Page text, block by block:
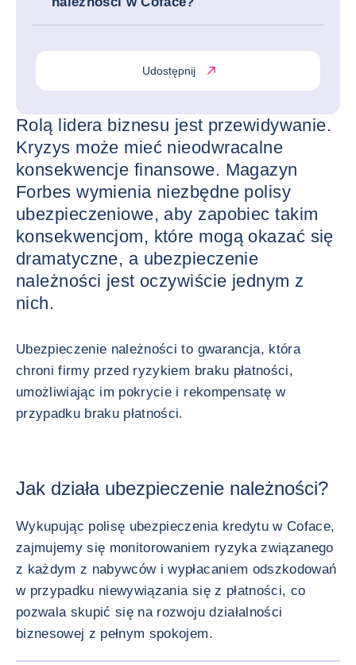
Udostępnij
Rolą lidera biznesu jest przewidywanie.
Kryzys może mieć nieodwracalne
konsekwencje finansowe. Magazyn
Forbes wymienia niezbędne polisy
ubezpieczeniowe, aby zapobiec takim
konsekwencjom, które mogą okazać się
dramatyczne, a ubezpieczenie
należności jest oczywiście jednym z
nich.
Ubezpieczenie należności to gwarancja, która
chroni firmy przed ryzykiem braku płatności,
umożliwiając im pokrycie i rekompensatę w
przypadku braku płatności.
Jak działa ubezpieczenie należności?
Wykupując polisę ubezpieczenia kredytu w Coface,
zajmujemy się monitorowaniem ryzyka związanego
z każdym z nabywców i wypłacaniem odszkodowań
w przypadku niewywiązania się z płatności, co
pozwala skupić się na rozwoju działalności
biznesowej z pełnym spokojem.